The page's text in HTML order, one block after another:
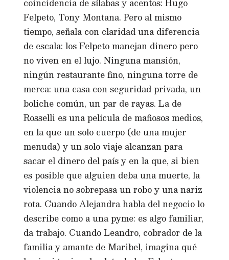
coincidencia de sílabas y acentos: Hugo
Felpeto, Tony Montana. Pero al mismo
tiempo, señala con claridad una diferencia
de escala: los Felpeto manejan dinero pero
no viven en el lujo. Ninguna mansión,
ningún restaurante fino, ninguna torre de
merca: una casa con seguridad privada, un
boliche común, un par de rayas. La de
Rosselli es una película de mafiosos medios,
en la que un solo cuerpo (de una mujer
menuda) y un solo viaje alcanzan para
sacar el dinero del país y en la que, si bien
es posible que alguien deba una muerte, la
violencia no sobrepasa un robo y una nariz
rota. Cuando Alejandra habla del negocio lo
describe como a una pyme: es algo familiar,
da trabajo. Cuando Leandro, cobrador de la
familia y amante de Maribel, imagina qué